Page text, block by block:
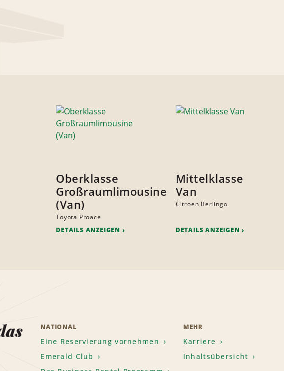
Oberklasse
Großraumlimousine
(Van)
Toyota Proace
DETAILS ANZEIGEN
Mittelklasse
Van
Citroen Berlingo
DETAILS ANZEIGEN
NATIONAL
Eine Reservierung vornehmen
Emerald Club
MEHR
Karriere
Inhaltsübersicht